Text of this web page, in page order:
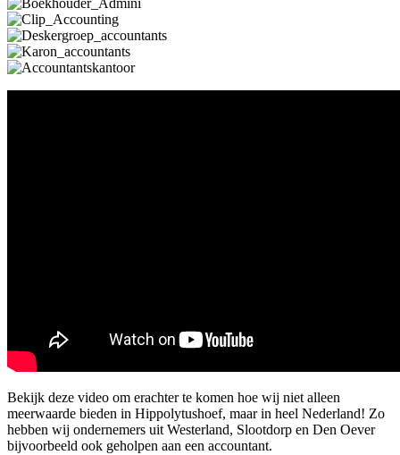
Bekijk deze video om erachter te komen hoe wij niet alleen
meerwaarde bieden in Hippolytushoef, maar in heel Nederland! Zo
hebben wij ondernemers uit Westerland, Slootdorp en Den Oever
bijvoorbeeld ook geholpen aan een accountant.